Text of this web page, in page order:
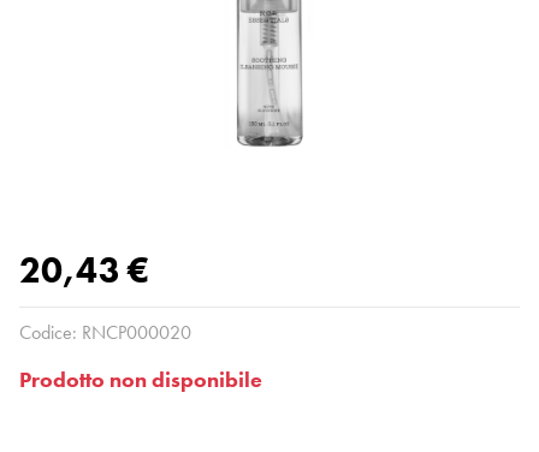
20,43 €
Codice: RNCP000020
Prodotto non disponibile